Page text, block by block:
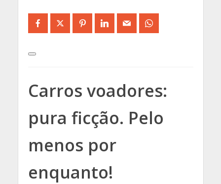
Carros voadores:
pura ficção. Pelo
menos por
enquanto!